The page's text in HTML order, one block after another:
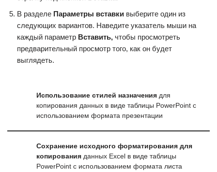
В разделе Параметры вставки выберите один из
следующих вариантов. Наведите указатель мыши на
каждый параметр Вставить, чтобы просмотреть
предварительный просмотр того, как он будет
выглядеть.
Использование стилей назначения для
копирования данных в виде таблицы PowerPoint с
использованием формата презентации
Сохранение исходного форматирования для
копирования данных Excel в виде таблицы
PowerPoint с использованием формата листа